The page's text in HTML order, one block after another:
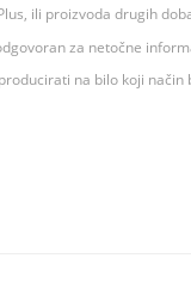
ili proizvoda drugih
za netočne
na bilo koji